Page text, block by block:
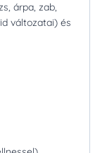
árpa, zab,
változatai) és